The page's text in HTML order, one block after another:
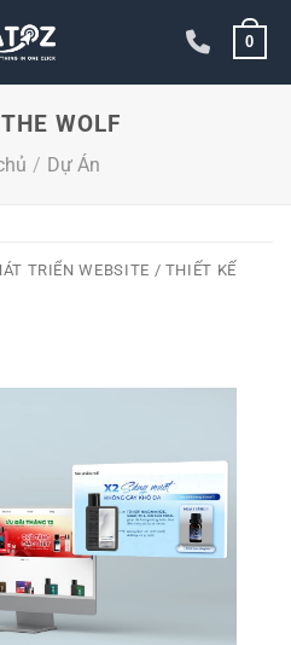
0
WOLF
/ Dự Án
TRIỂN WEBSITE / THIẾT KẾ